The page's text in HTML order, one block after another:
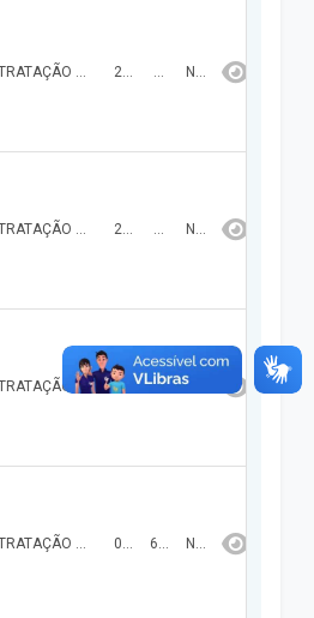
CONTRATAÇÃO DE EMPRESA ESPECIALIZADA PARA FORNECIMENTO DE GÊNEROS ALIMENTÍCIOS, VISANDO ASSIM, ATENDER AS NECESSIDADES DA CÂMARA MUNICIPAL DE NAZÁRIA/PI. 25/03/2026 64.138,90 NÃO FINALIZADA
CONTRATAÇÃO DE EMPRESA ESPECIALIZADA PARA FORNECIMENTO DE MATERIAL DE LIMPEZA, VISANDO ASSIM, ATENDER AS NECESSIDADES DA CÂMARA MUNICIPAL DE NAZÁRIA/PI. 25/03/2026 59.329,05 NÃO FINALIZADA
CONTRATAÇÃO DE EMPRESA ESPECIALIZADA ENGENHARIA PARA EXECUÇÃO DE SERVIÇO DE CONSTRUÇÃO DE UMA SALA DE REUNIÃO NO PRÉDIO DA CÂMARA MUNICIPAL, VISANDO ASSIM, ATENDER AOS INTERESSES DO LEGISLATIVO MUNICIPAL DE NAZÁRIA/PI. 14/08/2025 34.329,54
CONTRATAÇÃO DE EMPRESA ESPECIALIZADA PARA PRESTAÇÃO DE SERVIÇOS MANUTENÇÃO EM EQUIPAMENTO DE REFRIGERAÇÃO E AR- CONDICIONADOS, VISANDO ASSIM, ATENDER AS NECESSIDADES DA CÂMARA MUNICIPAL DE NAZÁRIA/PI. 07/05/2025 60.359,85 NÃO FINALIZADA